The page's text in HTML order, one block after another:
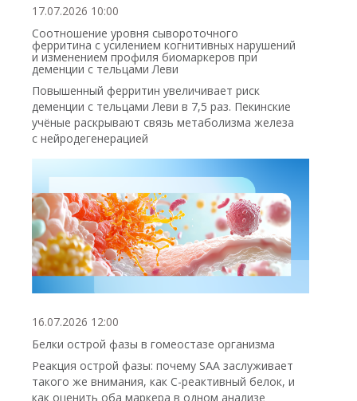
17.07.2026 10:00
Соотношение уровня сывороточного
ферритина с усилением когнитивных нарушений
и изменением профиля биомаркеров при
деменции с тельцами Леви
Повышенный ферритин увеличивает риск
деменции с тельцами Леви в 7,5 раз. Пекинские
учёные раскрывают связь метаболизма железа
с нейродегенерацией
16.07.2026 12:00
Белки острой фазы в гомеостазе организма
Реакция острой фазы: почему SAA заслуживает
такого же внимания, как С-реактивный белок, и
как оценить оба маркера в одном анализе